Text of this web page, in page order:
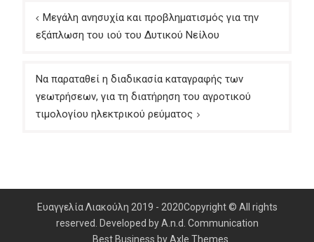
Πλοήγηση
άρθρων
Μεγάλη ανησυχία και προβληματισμός για την
εξάπλωση του ιού του Δυτικού Νείλου
Να παραταθεί η διαδικασία καταγραφής των
γεωτρήσεων, για τη διατήρηση του αγροτικού
τιμολογίου ηλεκτρικού ρεύματος
Ευαγγελία Λιακούλη 2019 - 2020Copyright © All rights
reserved. Developed by A.n.d. Communication
Best Business byAxle Themes